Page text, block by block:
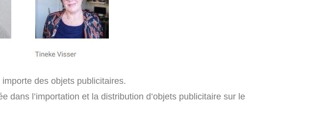
des objets publicitaires.
dans l’importation et la distribution d’objets publicitaire sur le